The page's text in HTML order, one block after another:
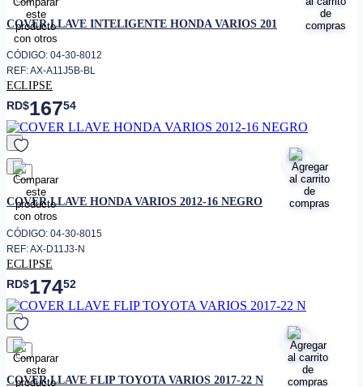
favorito
COVER LLAVE INTELIGENTE HONDA VARIOS 201
CÓDIGO: 04-30-8012
REF: AX-A11J5B-BL
ECLIPSE
RD$16754
favorito
COVER LLAVE HONDA VARIOS 2012-16 NEGRO
CÓDIGO: 04-30-8015
REF: AX-D11J3-N
ECLIPSE
RD$17452
favorito
COVER LLAVE FLIP TOYOTA VARIOS 2017-22 N